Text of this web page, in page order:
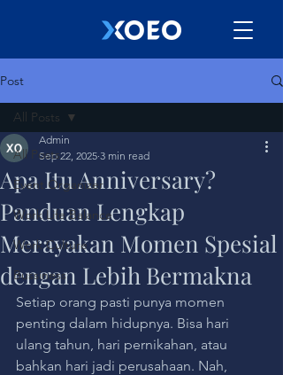
Post
All Posts
Event Organizer
Work Life Balance
Work Culture
Bussiness
All Posts
Apa Itu Anniversary?
Panduan Lengkap
Merayakan Momen Spesial
dengan Lebih Bermakna
Admin
Sep 22, 2025 3 min read
Setiap orang pasti punya momen
penting dalam hidupnya. Bisa hari
ulang tahun, hari pernikahan, atau
bahkan hari jadi perusahaan. Nah,